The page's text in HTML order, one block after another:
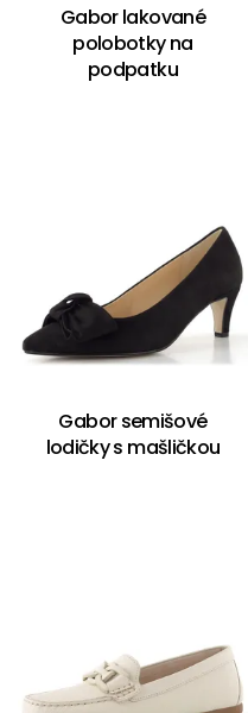
Gabor lakované
polobotky na
podpatku
Gabor semišové
lodičky s mašličkou